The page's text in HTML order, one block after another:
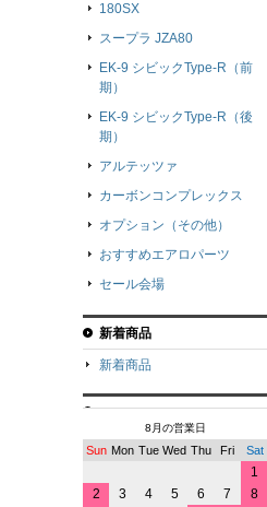
180SX
スープラ JZA80
EK-9 シビックType-R（前
期）
EK-9 シビックType-R（後
期）
アルテッツァ
カーボンコンプレックス
オプション（その他）
おすすめエアロパーツ
セール会場
新着商品
新着商品
8月の営業日
Sun Mon Tue Wed Thu Fri Sat
1
2
3 4 5 6 7
8